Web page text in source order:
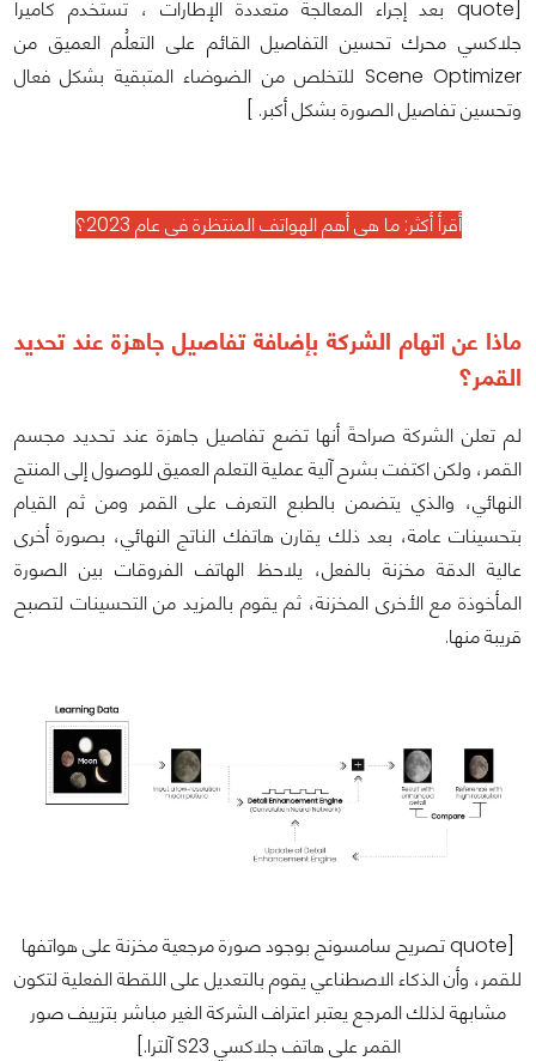
[quote بعد إجراء المعالجة متعددة الإطارات ، تستخدم كاميرا
جلاكسي محرك تحسين التفاصيل القائم على التعلُم العميق من
Scene Optimizer للتخلص من الضوضاء المتبقية بشكل فعال
وتحسين تفاصيل الصورة بشكل أكبر. ]
أقرأ أكثر:ما هي أهم الهواتف المنتظرة في عام 2023؟
ماذا عن اتهام الشركة بإضافة تفاصيل جاهزة عند تحديد
القمر؟
لم تعلن الشركة صراحةَ أنها تضع تفاصيل جاهزة عند تحديد مجسم
القمر، ولكن اكتفت بشرح آلية عملية التعلم العميق للوصول إلى المنتج
النهائي، والذي يتضمن بالطبع التعرف على القمر ومن ثم القيام
بتحسينات عامة، بعد ذلك يقارن هاتفك الناتج النهائي، بصورة أخرى
عالية الدقة مخزنة بالفعل، يلاحظ الهاتف الفروقات بين الصورة
المأخوذة مع الأخرى المخزنة، ثم يقوم بالمزيد من التحسينات لتصبح
قريبة منها.
[quote تصريح سامسونج بوجود صورة مرجعية مخزنة على هواتفها
للقمر، وأن الذكاء الاصطناعي يقوم بالتعديل على اللقطة الفعلية لتكون
مشابهة لذلك المرجع يعتبر اعتراف الشركة الغير مباشر بتزييف صور
القمر على هاتف جلاكسي S23 آلترا.]